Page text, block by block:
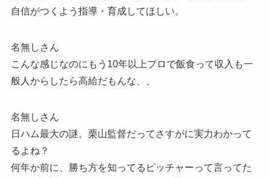
自信がつくよう指導・育成してほしい。
名無しさん
こんな感じなのにもう10年以上プロで飯食って収入も一
般人からしたら高給だもんな、、
名無しさん
日ハム最大の謎。栗山監督だってさすがに実力わかって
るよね？
何年か前に、勝ち方を知ってるピッチャーって言ってた